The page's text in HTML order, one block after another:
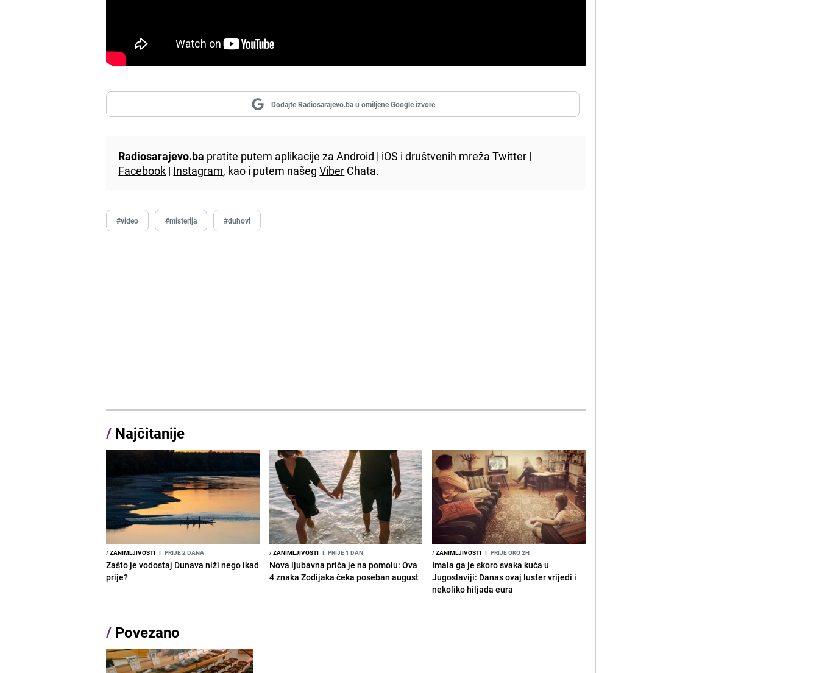
Dodajte Radiosarajevo.ba u omiljene Google izvore
Radiosarajevo.ba pratite putem aplikacije zaAndroid | iOS i društvenih mrežaTwitter |
Facebook | Instagram, kao i putem našegViber Chata.
#video #misterija #duhovi
/ Najčitanije
/ZANIMLJIVOSTI I PRIJE 2 DANA
Zašto je vodostaj Dunava niži nego ikad
prije?
/ZANIMLJIVOSTI I PRIJE 1 DAN
Nova ljubavna priča je na pomolu: Ova
4 znaka Zodijaka čeka poseban august
/ZANIMLJIVOSTI I PRIJE OKO 2H
Imala ga je skoro svaka kuća u
Jugoslaviji: Danas ovaj luster vrijedi i
nekoliko hiljada eura
/ Povezano